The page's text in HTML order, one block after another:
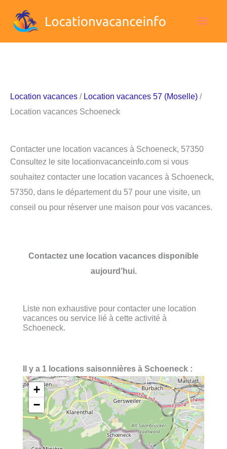
Location vacances / Location vacances 57 (Moselle) /
Location vacances Schoeneck
Contacter une location vacances à Schoeneck, 57350
Consultez le site locationvacanceinfo.com si vous
souhaitez contacter une location vacances à Schoeneck,
57350, dans le département du 57 pour une visite, un
conseil ou pour réserver une maison pour vos vacances.
Contactez une location vacances disponible
aujourd’hui.
Liste non exhaustive pour contacter une location
vacances ou service lié à cette activité à
Schoeneck.
Il y a 1 locations saisonnières à Schoeneck :
+
−